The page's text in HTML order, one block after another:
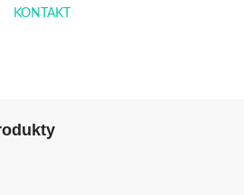
KONTAKT